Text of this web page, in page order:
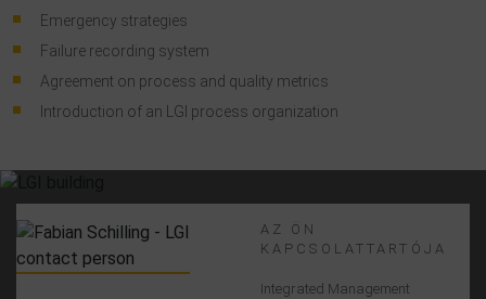
Emergency strategies
Failure recording system
Agreement on process and quality metrics
Introduction of an LGI process organization
AZ ÖN
KAPCSOLATTARTÓJA
Integrated Management